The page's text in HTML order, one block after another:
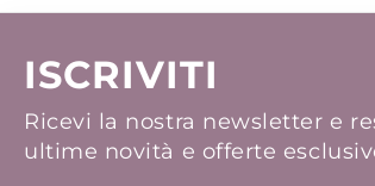
ISCRIVITI
Ricevi la nostra newsletter e
ultime novità e offerte